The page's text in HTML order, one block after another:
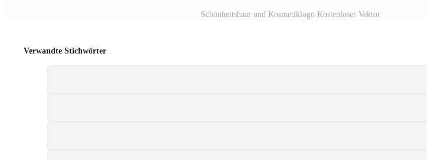
Schönheitshaar und Kosmetiklogo Kostenloser Vektor
Verwandte Stichwörter